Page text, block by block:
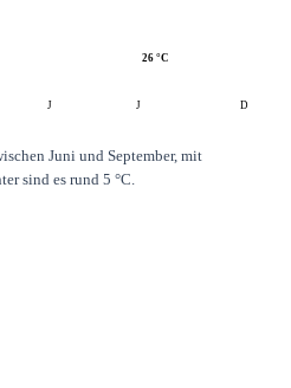
26°C
J J D
Juni und September, mit
sind es rund 5 °C.